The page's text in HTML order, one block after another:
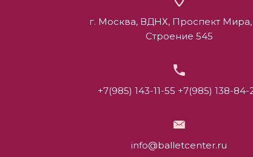
г. Москва, ВДНХ, Проспект Мира,
Строение 545
+7(985) 143-11-55 +7(985) 138-84-
info@balletcenter.ru